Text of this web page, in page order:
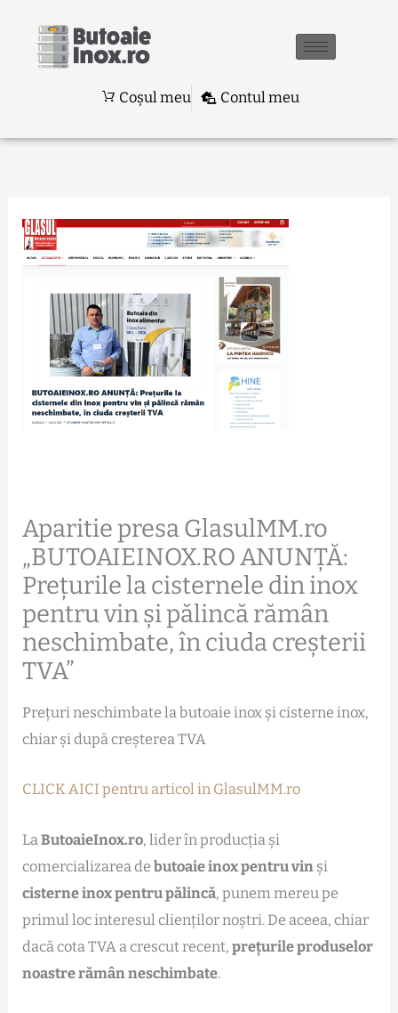
content
Coșul meu
Contul meu
Aparitie presa GlasulMM.ro
„BUTOAIEINOX.RO ANUNȚĂ:
Prețurile la cisternele din inox
pentru vin și pălincă rămân
neschimbate, în ciuda creșterii
TVA”
Prețuri neschimbate la butoaie inox și cisterne inox,
chiar și după creșterea TVA
CLICK AICI pentru articol in GlasulMM.ro
LaButoaieInox.ro, lider în producția și
comercializarea debutoaie inox pentru vin și
cisterne inox pentru pălincă, punem mereu pe
primul loc interesul clienților noștri. De aceea, chiar
dacă cota TVA a crescut recent,prețurile produselor
noastre rămân neschimbate.